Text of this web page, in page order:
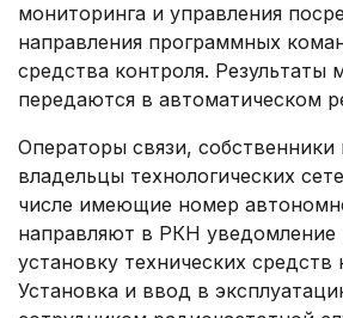
мониторинга и управления
направления программных
средства контроля. Результаты
передаются в автоматическом
Операторы связи, собственники
владельцы технологических
числе имеющие номер
направляют в РКН уведомление
установку технических средств
Установка и ввод в